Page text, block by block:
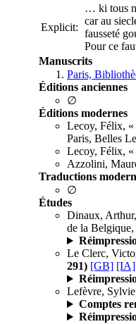
Explicit:
… ki tous
car au
fausseté
Pour ce
Manuscrits
Paris,
Éditions anciennes
∅
Éditions modernes
Lecoy, Félix,
Paris, Belles
Lecoy, Félix, «
Azzolini,
Traductions
∅
Études
Dinaux, Arthur,
de la
Le Clerc,
291) [GB] [IA]
Lefèvre,
Comptes